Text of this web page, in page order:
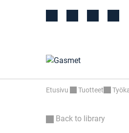
Etusivu Tuotteet
Back to library